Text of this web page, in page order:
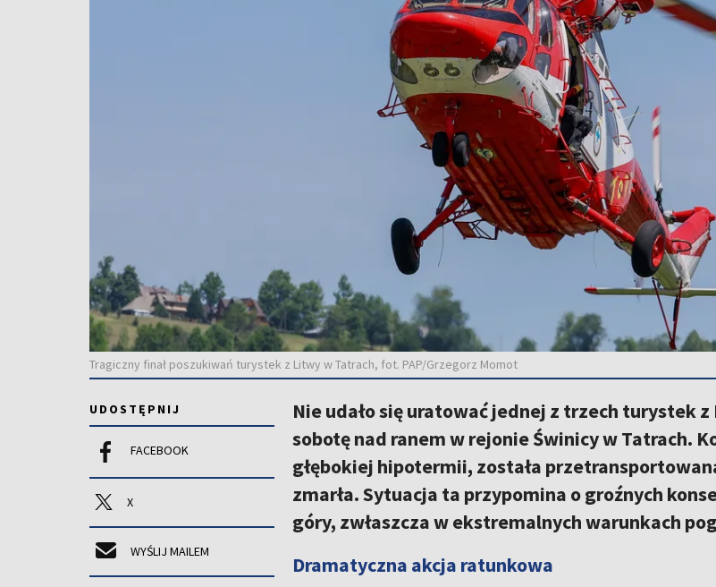
Tragiczny finał poszukiwań turystek z Litwy w Tatrach, fot. PAP/Grzegorz Momot
UDOSTĘPNIJ
FACEBOOK
X
WYŚLIJ MAILEM
Nie udało się uratować jednej z trzech turystek
sobotę nad ranem w rejonie Świnicy w Tatrach.
głębokiej hipotermii, została
zmarła. Sytuacja ta przypomina o groźnych
góry, zwłaszcza w ekstremalnych warunkach
Dramatyczna akcja ratunkowa